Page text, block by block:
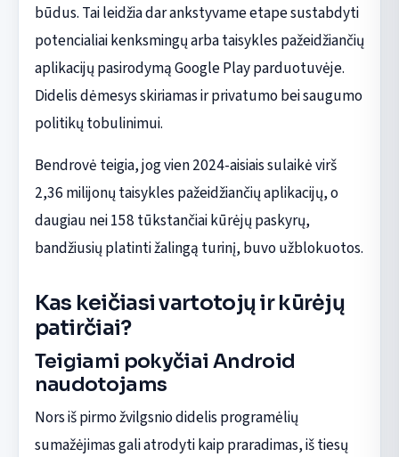
būdus. Tai leidžia dar ankstyvame etape sustabdyti
potencialiai kenksmingų arba taisykles pažeidžiančių
aplikacijų pasirodymą Google Play parduotuvėje.
Didelis dėmesys skiriamas ir privatumo bei saugumo
politikų tobulinimui.
Bendrovė teigia, jog vien 2024-aisiais sulaikė virš
2,36 milijonų taisykles pažeidžiančių aplikacijų, o
daugiau nei 158 tūkstančiai kūrėjų paskyrų,
bandžiusių platinti žalingą turinį, buvo užblokuotos.
Kas keičiasi vartotojų ir kūrėjų
patirčiai?
Teigiami pokyčiai Android
naudotojams
Nors iš pirmo žvilgsnio didelis programėlių
sumažėjimas gali atrodyti kaip praradimas, iš tiesų